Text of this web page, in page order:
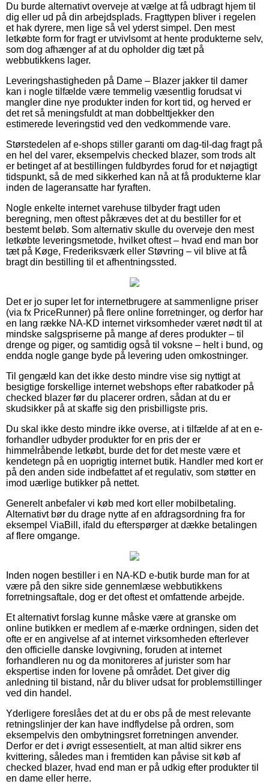
Du burde alternativt overveje at vælge at få udbragt hjem til
dig eller ud på din arbejdsplads. Fragttypen bliver i regelen
et hak dyrere, men lige så vel yderst simpel. Den mest
letkøbte form for fragt er utvivlsomt at hente produkterne selv,
som dog afhænger af at du opholder dig tæt på
webbutikkens lager.
Leveringshastigheden på Dame – Blazer jakker til damer
kan i nogle tilfælde være temmelig væsentlig forudsat vi
mangler dine nye produkter inden for kort tid, og herved er
det ret så meningsfuldt at man dobbelttjekker den
estimerede leveringstid ved den vedkommende vare.
Størstedelen af e-shops stiller garanti om dag-til-dag fragt på
en hel del varer, eksempelvis checked blazer, som trods alt
er betinget af at bestillingen fuldbyrdes forud for et nøjagtigt
tidspunkt, så de med sikkerhed kan nå at få produkterne klar
inden de lageransatte har fyraften.
Nogle enkelte internet varehuse tilbyder fragt uden
beregning, men oftest påkræves det at du bestiller for et
bestemt beløb. Som alternativ skulle du overveje den mest
letkøbte leveringsmetode, hvilket oftest – hvad end man bor
tæt på Køge, Frederiksværk eller Støvring – vil blive at få
bragt din bestilling til et afhentningssted.
Det er jo super let for internetbrugere at sammenligne priser
(via fx PriceRunner) på flere online forretninger, og derfor har
en lang række NA-KD internet virksomheder været nødt til at
mindske salgspriserne på mange af deres produkter – til
drenge og piger, og samtidig også til voksne – helt i bund, og
endda nogle gange byde på levering uden omkostninger.
Til gengæld kan det ikke desto mindre vise sig nyttigt at
besigtige forskellige internet webshops efter rabatkoder på
checked blazer før du placerer ordren, sådan at du er
skudsikker på at skaffe sig den prisbilligste pris.
Du skal ikke desto mindre ikke overse, at i tilfælde af at en e-
forhandler udbyder produkter for en pris der er
himmelråbende letkøbt, burde det for det meste være et
kendetegn på en uoprigtig internet butik. Handler med kort er
på den anden side indbefattet af et regulativ, som støtter en
imod uærlige butikker på nettet.
Generelt anbefaler vi køb med kort eller mobilbetaling.
Alternativt bør du drage nytte af en afdragsordning fra for
eksempel ViaBill, ifald du efterspørger at dække betalingen
af flere omgange.
Inden nogen bestiller i en NA-KD e-butik burde man for at
være på den sikre side gennemlæse webbutikkens
forretningsaftale, dog er det oftest et omfattende arbejde.
Et alternativt forslag kunne måske være at granske om
online butikken er medlem af e-mærke ordningen, siden det
ofte er en angivelse af at internet virksomheden efterlever
den officielle danske lovgivning, foruden at internet
forhandleren nu og da monitoreres af jurister som har
ekspertise inden for lovene på området. Det giver dig
anledning til bistand, når du bliver udsat for problemstillinger
ved din handel.
Yderligere foreslåes det at du er obs på de mest relevante
retningslinjer der kan have indflydelse på ordren, som
eksempelvis den ombytningsret forretningen anvender.
Derfor er det i øvrigt essesentielt, at man altid sikrer ens
kvittering, således man i fremtiden kan påvise sit køb af
checked blazer, hvad end man er på udkig efter produkter til
en dame eller herre.